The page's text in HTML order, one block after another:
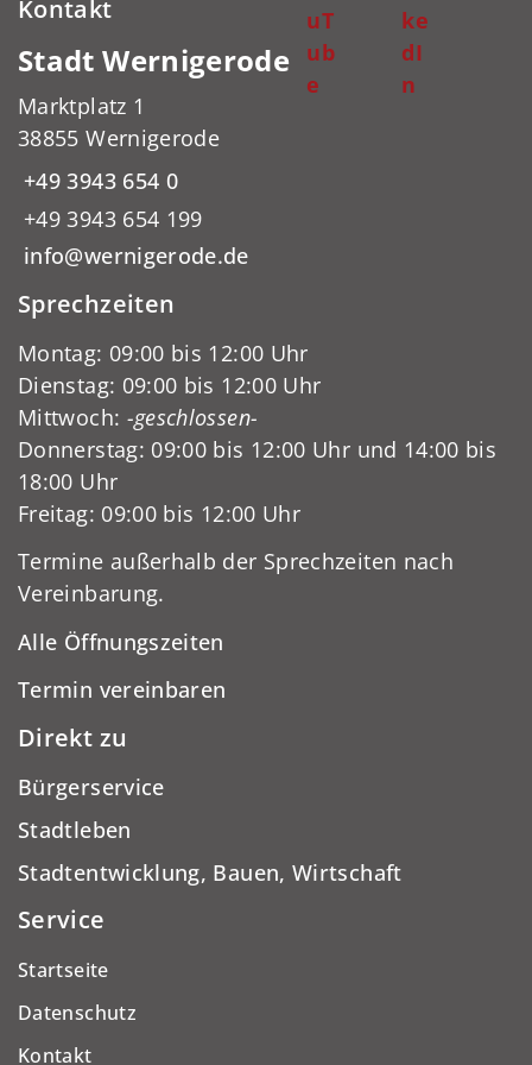
uT
ub
e
ke
dI
n
Kontakt
Stadt Wernigerode
Marktplatz 1
38855 Wernigerode
+49 3943 654 0
+49 3943 654 199
info@wernigerode.de
Sprechzeiten
Montag: 09:00 bis 12:00 Uhr
Dienstag: 09:00 bis 12:00 Uhr
Mittwoch: -geschlossen-
Donnerstag: 09:00 bis 12:00 Uhr und 14:00 bis
18:00 Uhr
Freitag: 09:00 bis 12:00 Uhr
Termine außerhalb der Sprechzeiten nach
Vereinbarung.
Alle Öffnungszeiten
Termin vereinbaren
Direkt zu
Bürgerservice
Stadtleben
Stadtentwicklung, Bauen, Wirtschaft
Service
Startseite
Datenschutz
Kontakt